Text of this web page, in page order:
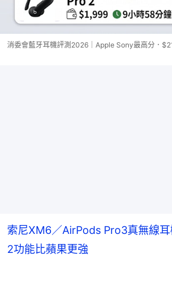
消委會藍牙耳機評測2026｜Apple Sony最高分．
索尼XM6／AirPods Pro3真無線耳
2功能比蘋果更強